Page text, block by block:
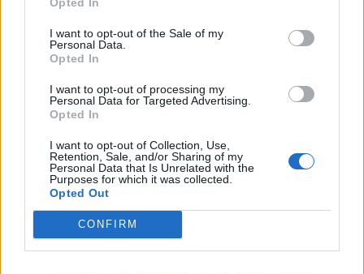
I want to opt-out of the Sale of my
Personal Data.
Opted In
I want to opt-out of processing my
Personal Data for Targeted Advertising.
Opted In
I want to opt-out of Collection, Use,
Retention, Sale, and/or Sharing of my
Personal Data that Is Unrelated with the
Purposes for which it was collected.
Opted Out
CONFIRM